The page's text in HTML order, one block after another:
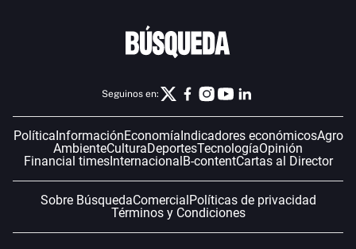
Seguinos en:
Política InformaciónEconomía Indicadores económicosAgro
AmbienteCulturaDeportesTecnologíaOpinión
Financial timesInternacional B-contentCartas al Director
Sobre BúsquedaComercial Políticas de privacidad
Términos y Condiciones